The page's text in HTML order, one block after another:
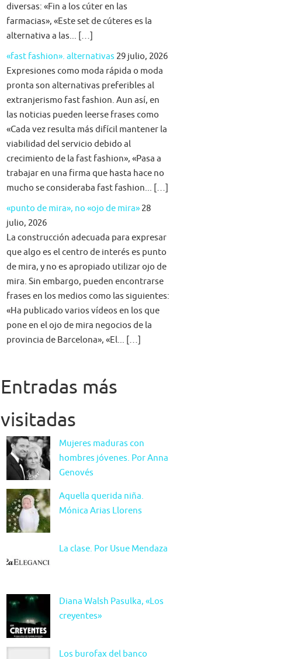
diversas: «Fin a los cúter en las
farmacias», «Este set de cúteres es la
alternativa a las... […]
«fast fashion». alternativas 29 julio, 2026
Expresiones como moda rápida o moda
pronta son alternativas preferibles al
extranjerismo fast fashion. Aun así, en
las noticias pueden leerse frases como
«Cada vez resulta más difícil mantener la
viabilidad del servicio debido al
crecimiento de la fast fashion», «Pasa a
trabajar en una firma que hasta hace no
mucho se consideraba fast fashion... […]
«punto de mira», no «ojo de mira» 28
julio, 2026
La construcción adecuada para expresar
que algo es el centro de interés es punto
de mira, y no es apropiado utilizar ojo de
mira. Sin embargo, pueden encontrarse
frases en los medios como las siguientes:
«Ha publicado varios vídeos en los que
pone en el ojo de mira negocios de la
provincia de Barcelona», «El... […]
Entradas más
visitadas
Mujeres maduras con
hombres jóvenes. Por Anna
Genovés
Aquella querida niña.
Mónica Arias Llorens
La clase. Por Usue Mendaza
Diana Walsh Pasulka, «Los
creyentes»
Los burofax del banco